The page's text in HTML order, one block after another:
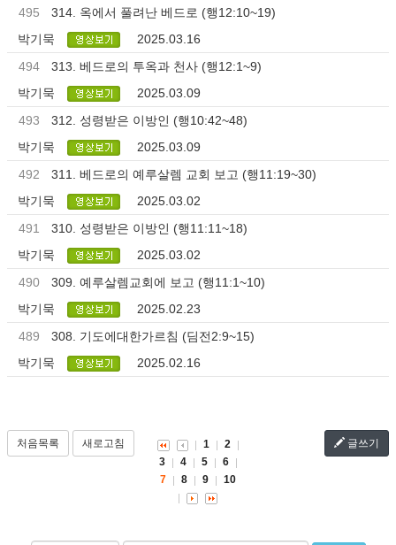
495
314. 옥에서 풀려난 베드로 (행12:10~19)
박기묵
2025.03.16
494
313. 베드로의 투옥과 천사 (행12:1~9)
박기묵
2025.03.09
493
312. 성령받은 이방인 (행10:42~48)
박기묵
2025.03.09
492
311. 베드로의 예루살렘 교회 보고 (행11:19~30)
박기묵
2025.03.02
491
310. 성령받은 이방인 (행11:11~18)
박기묵
2025.03.02
490
309. 예루살렘교회에 보고 (행11:1~10)
박기묵
2025.02.23
489
308. 기도에대한가르침 (딤전2:9~15)
박기묵
2025.02.16
처음목록 새로고침 글쓰기
1
2
3
4 5
6
7
8 9 10